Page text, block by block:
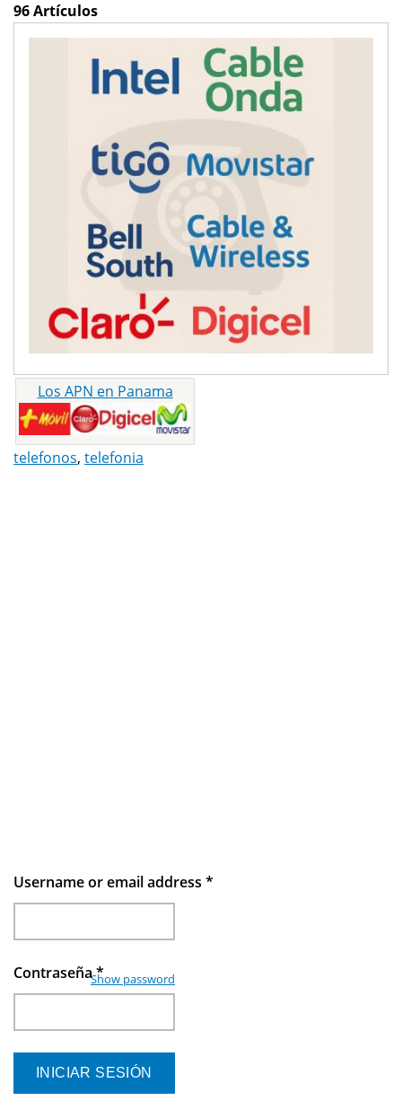
96 Artículos
Los APN en Panama
telefonos, telefonia
Username or email address *
Contraseña*
Show password